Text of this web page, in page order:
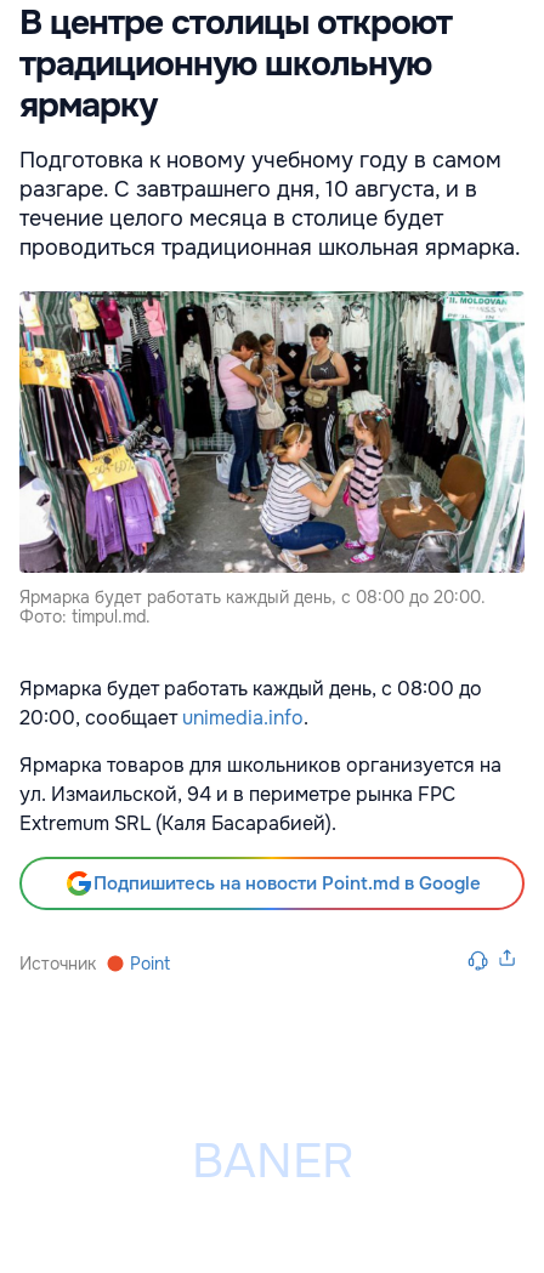
В центре столицы откроют
традиционную школьную
ярмарку
Подготовка к новому учебному году в самом
разгаре. С завтрашнего дня, 10 августа, и в
течение целого месяца в столице будет
проводиться традиционная школьная ярмарка.
Ярмарка будет работать каждый день, с 08:00 до 20:00.
Фото: timpul.md.
Ярмарка будет работать каждый день, с 08:00 до
20:00, сообщаетunimedia.info.
Ярмарка товаров для школьников организуется на
ул. Измаильской, 94 и в периметре рынка FPC
Extremum SRL (Каля Басарабией).
Подпишитесь на новости Point.md в Google
Источник Point